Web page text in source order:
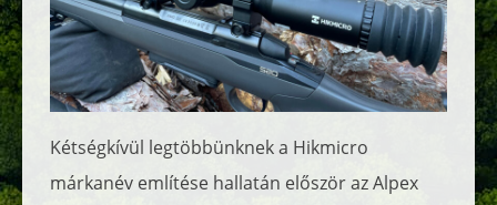
Kétségkívül legtöbbünknek a Hikmicro
márkanév említése hallatán először az Alpex